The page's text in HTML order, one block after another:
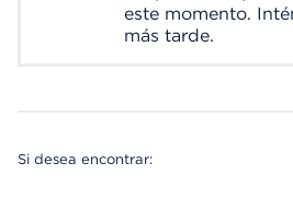
este momento.
más tarde.
Si desea encontrar: